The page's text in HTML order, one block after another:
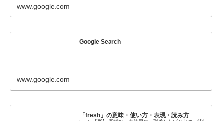
www.google.com
Google Search
www.google.com
「fresh」の意味・使い方・表現・読み方